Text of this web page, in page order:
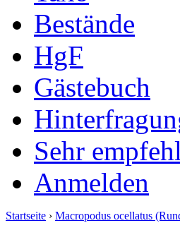
Bestände
HgF
Gästebuch
Sehr
Anmelden
Startseite › Macropodus ocellatus